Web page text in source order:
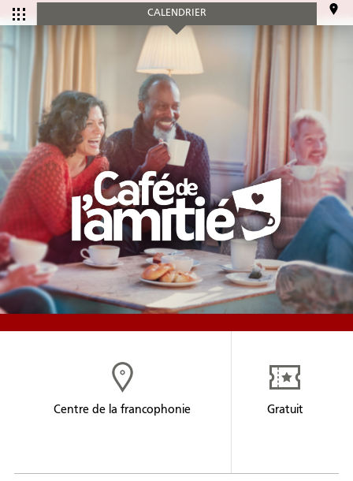
CALENDRIER
CALENDRIER
Tous les
événements
Ce mois-ci
SERVICES
Accueil et aide à l'établissement
Aide à l’emploi
Formation
Entrepreneuriat
Centre de la francophonie Gratuit